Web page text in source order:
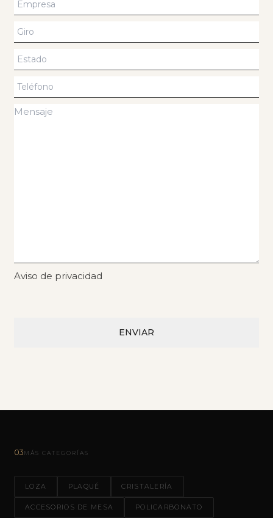
Aviso de privacidad
03MÁS CATEGORÍAS
LOZA PLAQUÉ CRISTALERÍA
ACCESORIOS DE MESA POLICARBONATO